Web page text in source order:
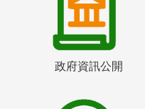
政府資訊公開